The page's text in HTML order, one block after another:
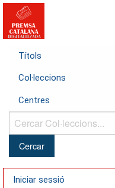
Títols
Col·leccions
Centres
Cercar
Col·leccions...
Iniciar sessió